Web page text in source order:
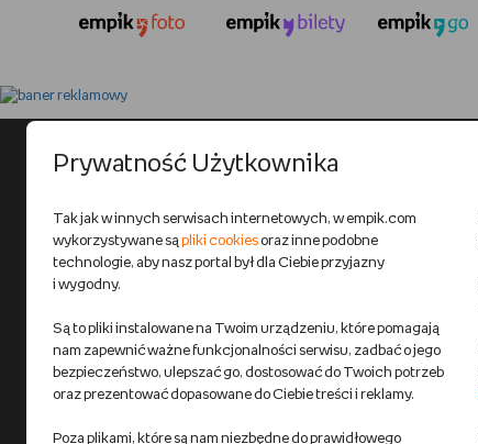
Prywatność Użytkownika
Tak jak w innych serwisach internetowych, w empik.com
wykorzystywane sąpliki cookiesoraz inne podobne
technologie, aby nasz portal był dla Ciebie przyjazny
i wygodny.
Są to pliki instalowane na Twoim urządzeniu, które pomagają
nam zapewnić ważne funkcjonalności serwisu, zadbać o jego
bezpieczeństwo, ulepszać go, dostosować do Twoich potrzeb
oraz prezentować dopasowane do Ciebie treści i reklamy.
Poza plikami, które są nam niezbędne do prawidłowego